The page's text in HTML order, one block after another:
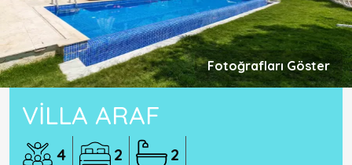
Fotoğrafları Göster
VILLA ARAF
4 2 2